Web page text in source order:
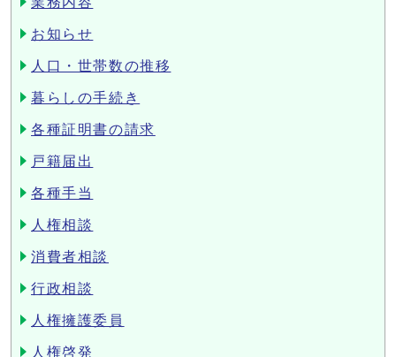
お知らせ
人口・世帯数の推移
暮らしの手続き
各種証明書の請求
戸籍届出
各種手当
人権相談
消費者相談
行政相談
人権擁護委員
人権啓発